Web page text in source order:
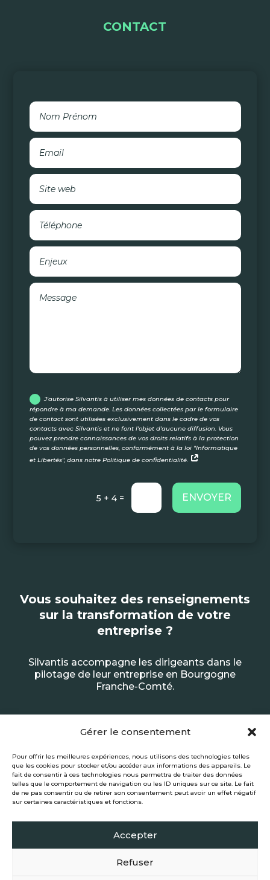
Gérer le consentement
Pour offrir les meilleures expériences, nous utilisons des technologies telles
que les cookies pour stocker et/ou accéder aux informations des appareils. Le
fait de consentir à ces technologies nous permettra de traiter des données
telles que le comportement de navigation ou les ID uniques sur ce site. Le fait
de ne pas consentir ou de retirer son consentement peut avoir un effet négatif
sur certaines caractéristiques et fonctions.
Accepter
Refuser
CONTACT
J'autorise Silvantis à utiliser mes données de contacts pour
répondre à ma demande. Les données collectées par le formulaire
de contact sont utilisées exclusivement dans le cadre de vos
contacts avec Silvantis et ne font l'objet d'aucune diffusion. Vous
pouvez prendre connaissances de vos droits relatifs à la protection
de vos données personnelles, conformément à la loi "Informatique
et Libertés", dans notre Politique de confidentialité.
5 + 4= ENVOYER
Vous souhaitez des renseignements
sur la transformation de votre
entreprise ?
Silvantis accompagne les dirigeants dans le
pilotage de leur entreprise en Bourgogne
Franche-Comté.
 06.34.31.62.57
Politique de confidentialité